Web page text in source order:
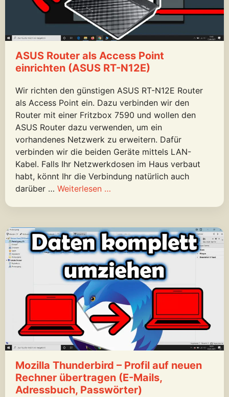
ASUS Router als Access Point
einrichten (ASUS RT-N12E)
Wir richten den günstigen ASUS RT-N12E Router
als Access Point ein. Dazu verbinden wir den
Router mit einer Fritzbox 7590 und wollen den
ASUS Router dazu verwenden, um ein
vorhandenes Netzwerk zu erweitern. Dafür
verbinden wir die beiden Geräte mittels LAN-
Kabel. Falls Ihr Netzwerkdosen im Haus verbaut
habt, könnt Ihr die Verbindung natürlich auch
darüber … Weiterlesen …
Mozilla Thunderbird – Profil auf neuen
Rechner übertragen (E-Mails,
Adressbuch, Passwörter)